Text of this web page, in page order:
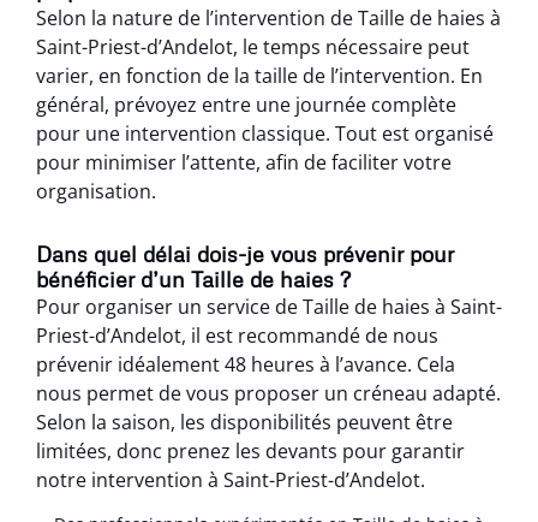
Selon la nature de l’intervention de Taille de haies à
Saint-Priest-d’Andelot, le temps nécessaire peut
varier, en fonction de la taille de l’intervention. En
général, prévoyez entre une journée complète
pour une intervention classique. Tout est organisé
pour minimiser l’attente, afin de faciliter votre
organisation.
Dans quel délai dois-je vous prévenir pour
bénéficier d’un Taille de haies ?
Pour organiser un service de Taille de haies à Saint-
Priest-d’Andelot, il est recommandé de nous
prévenir idéalement 48 heures à l’avance. Cela
nous permet de vous proposer un créneau adapté.
Selon la saison, les disponibilités peuvent être
limitées, donc prenez les devants pour garantir
notre intervention à Saint-Priest-d’Andelot.